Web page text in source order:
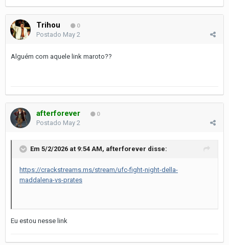
Trihou 0
Postado May 2
Alguém com aquele link maroto??
afterforever 0
Postado May 2
Em 5/2/2026 at 9:54 AM, afterforever disse:
https://crackstreams.ms/stream/ufc-fight-night-della-
maddalena-vs-prates
Eu estou nesse link